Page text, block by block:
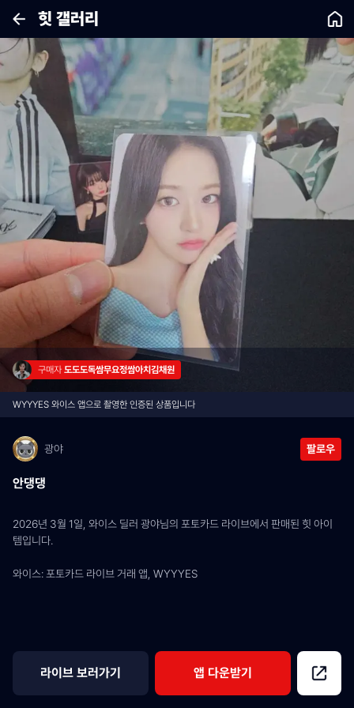
힛 갤러리
구매자 도도도독쌈무요정쌈아치김채원
WYYYES 와이스 앱으로 촬영한 인증된 상품입니다
광야 팔로우
안댕댕
2026년 3월 1일, 와이스 딜러 광야님의 포토카드 라이브에서 판매된 힛 아이
템입니다.
와이스: 포토카드 라이브 거래 앱, WYYYES
라이브 보러가기 앱 다운받기